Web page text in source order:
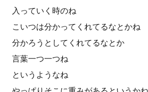
入っていく時のね
こいつは分かってくれてるなとかね
分かろうとしてくれてるなとか
言葉一つ一つね
というようなね